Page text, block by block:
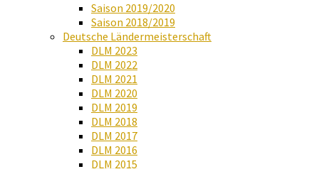
Saison 2019/2020
Saison 2018/2019
Deutsche Ländermeisterschaft
DLM 2023
DLM 2022
DLM 2021
DLM 2020
DLM 2019
DLM 2018
DLM 2017
DLM 2016
DLM 2015